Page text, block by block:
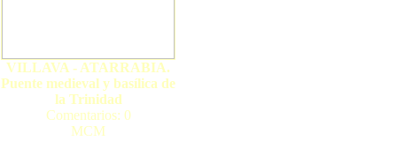
VILLAVA - ATARRABIA.
Puente medieval y basílica de
la Trinidad
Comentarios: 0
MCM